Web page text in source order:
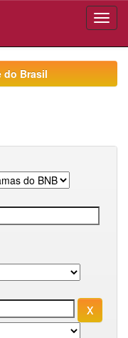
do Brasil